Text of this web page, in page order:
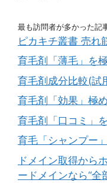
最も訪問者が多かった記
ピカキチ叢書 売れ
育毛剤「薄毛」を
育毛剤成分比較(試
育毛剤「効果」極
育毛剤「口コミ」
育毛「シャンプー
ドメイン取得から
ードメインなら“全